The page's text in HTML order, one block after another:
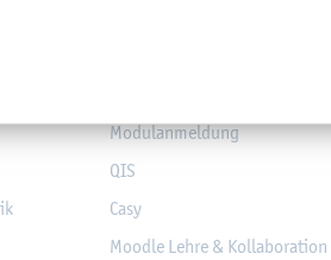
Mo­du­l­an­mel­dung
QIS
Casy
Mood­le Lehre & Kol­la­bo­ra­ti­on